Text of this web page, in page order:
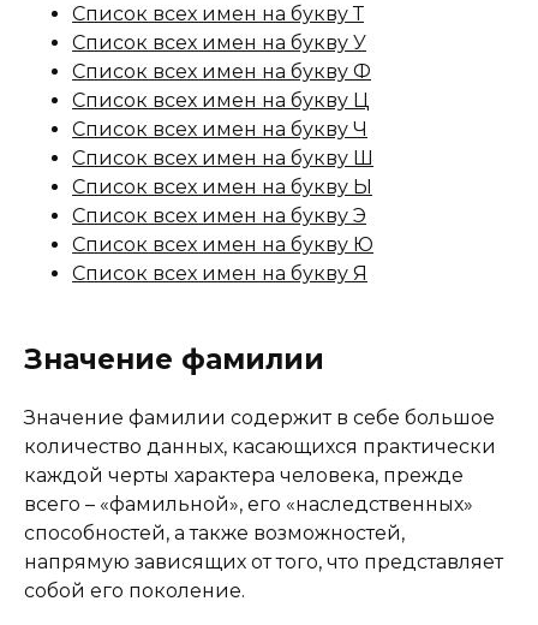
Список всех имен на букву Т
Список всех имен на букву У
Список всех имен на букву Ф
Список всех имен на букву Ц
Список всех имен на букву Ч
Список всех имен на букву Ш
Список всех имен на букву Ы
Список всех имен на букву Э
Список всех имен на букву Ю
Список всех имен на букву Я
Значение фамилии
Значение фамилии содержит в себе большое
количество данных, касающихся практически
каждой черты характера человека, прежде
всего – «фамильной», его «наследственных»
способностей, а также возможностей,
напрямую зависящих от того, что представляет
собой его поколение.